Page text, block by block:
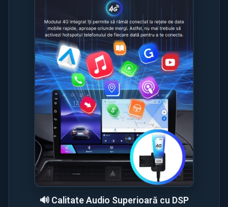
🔊 Calitate Audio Superioară cu DSP